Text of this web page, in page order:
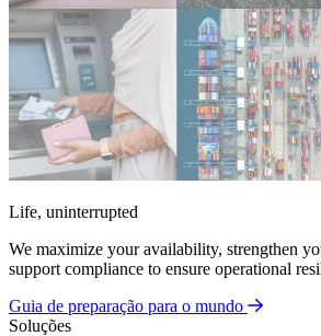
Life, uninterrupted
We maximize your availability, strengthen
support compliance to ensure operational
Guia de preparação para o mundo
Soluções